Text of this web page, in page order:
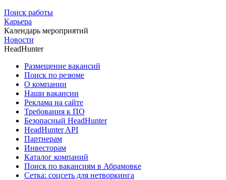
Поиск работы
Карьера
Календарь мероприятий
Новости
HeadHunter
Размещение вакансий
Поиск по резюме
О компании
Наши вакансии
Реклама на сайте
Требования к ПО
Безопасный HeadHunter
HeadHunter API
Партнерам
Инвесторам
Каталог компаний
Поиск по вакансиям в Абрамовке
Сетка: соцсеть для нетворкинга